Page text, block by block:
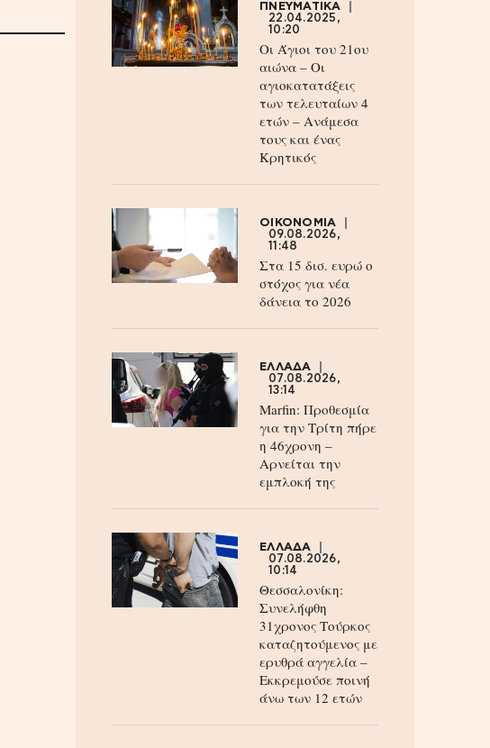
ΠΝΕΥΜΑΤΙΚΑ
22.04.2025,
10:20
Οι Άγιοι του 21ου
αιώνα – Οι
αγιοκατατάξεις
των τελευταίων 4
ετών – Ανάμεσα
τους και ένας
Κρητικός
ΟΙΚΟΝΟΜΙΑ
09.08.2026,
11:48
Στα 15 δισ. ευρώ ο
στόχος για νέα
δάνεια το 2026
ΕΛΛΑΔΑ
07.08.2026,
13:14
Marfin: Προθεσμία
για την Τρίτη πήρε
η 46χρονη –
Aρνείται την
εμπλοκή της
ΕΛΛΑΔΑ
07.08.2026,
10:14
Θεσσαλονίκη:
Συνελήφθη
31χρονος Τούρκος
καταζητούμενος με
ερυθρά αγγελία –
Εκκρεμούσε ποινή
άνω των 12 ετών